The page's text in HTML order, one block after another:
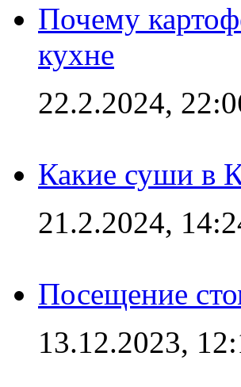
Почему
кухне
22.2.2024,
Какие суши в
21.2.2024,
Посещение
13.12.2023,